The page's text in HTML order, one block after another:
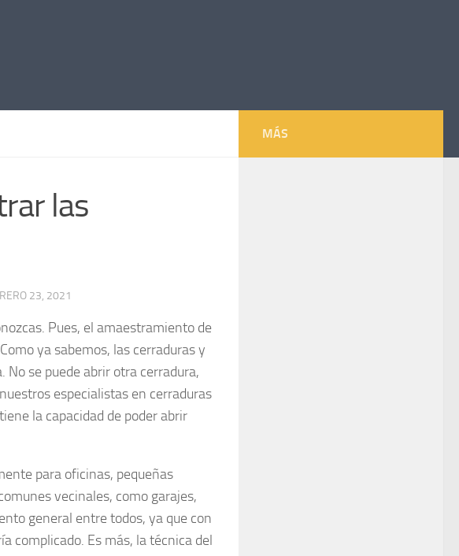
las
23, 2021
Pues, el amaestramiento de
ya sabemos, las cerraduras y
No se puede abrir otra cerradura,
especialistas en cerraduras
la capacidad de poder abrir
para oficinas, pequeñas
vecinales, como garajes,
general entre todos, ya que con
complicado. Es más, la técnica del
MÁS